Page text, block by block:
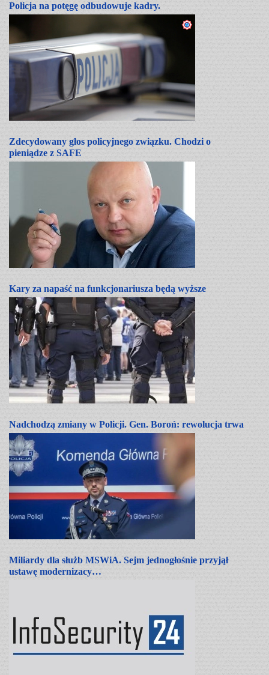
Policja na potęgę odbudowuje kadry.
Zdecydowany głos policyjnego związku. Chodzi o
pieniądze z SAFE
Kary za napaść na funkcjonariusza będą wyższe
Nadchodzą zmiany w Policji. Gen. Boroń: rewolucja trwa
Miliardy dla służb MSWiA. Sejm jednogłośnie przyjął
ustawę modernizacy…